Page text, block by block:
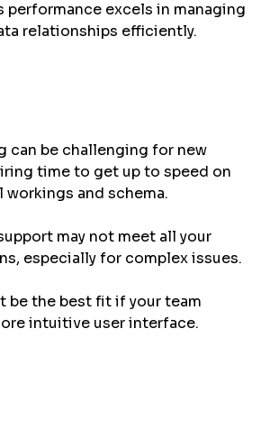
performance excels in managing
relationships efficiently.
can be challenging for new
time to get up to speed on
workings and schema.
may not meet all your
especially for complex issues.
be the best fit if your team
intuitive user interface.